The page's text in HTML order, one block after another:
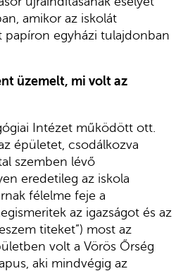
amikor az iskolát
papíron egyházi tulajdonban
üzemelt, mi volt az
Intézet működött ott.
épületet, csodálkozva
szemben lévő
eredetileg az iskola
félelme feje a
az igazságot és az
titeket”) most az
volt a Vörös Őrség
aki mindvégig az